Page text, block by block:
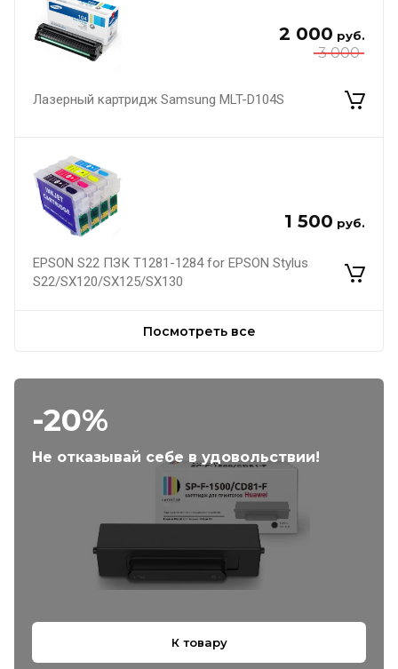
3 000
2 000 руб.
Лазерный картридж Samsung MLT-D104S
1 500 руб.
EPSON S22 ПЗК Т1281-1284 for EPSON Stylus
S22/SX120/SX125/SX130
Посмотреть все
-20%
Не отказывай себе в удовольствии!
К товару